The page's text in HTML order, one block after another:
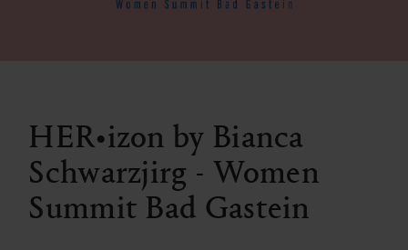
HER•izon by Bianca
Schwarzjirg - Women
Summit Bad Gastein